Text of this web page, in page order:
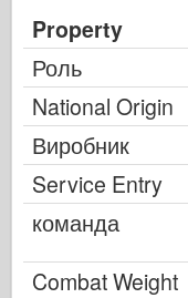
Property
Роль
National Origin
Виробник
Service Entry
команда
Combat Weight